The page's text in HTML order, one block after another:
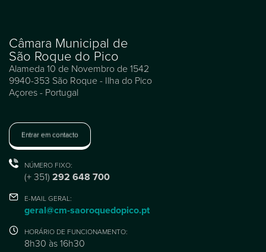
Câmara Municipal de
São Roque do Pico
Alameda 10 de Novembro de 1542
9940-353 São Roque - Ilha do Pico
Açores - Portugal
Entrar em contacto
NÚMERO FIXO:
(+ 351) 292 648 700
E-MAIL GERAL:
geral@cm-saoroquedopico.pt
HORÁRIO DE FUNCIONAMENTO:
8h30 às 16h30